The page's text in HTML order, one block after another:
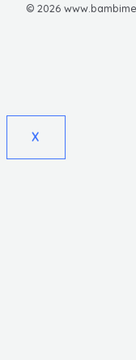
© 2026
X